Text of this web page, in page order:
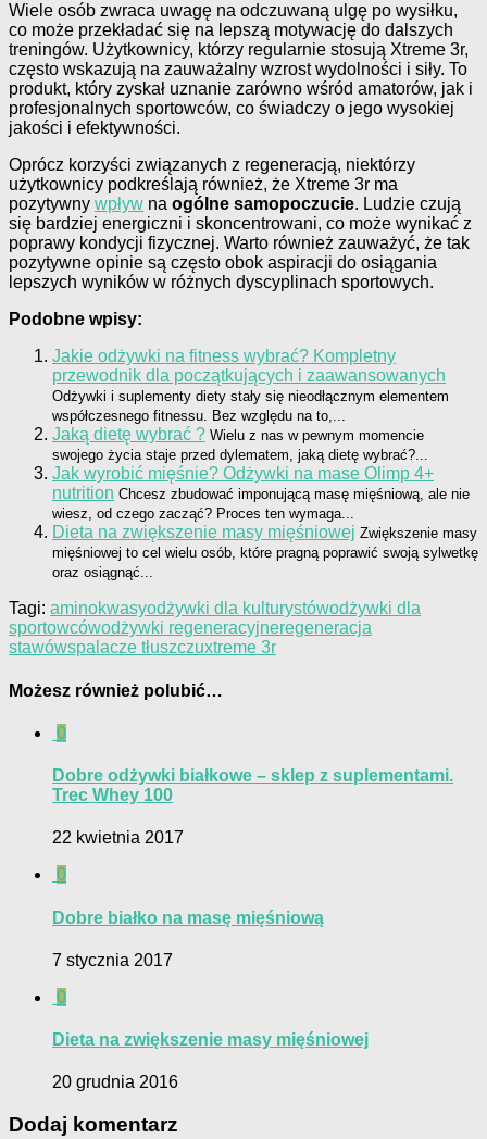
Wiele osób zwraca uwagę na odczuwaną ulgę po wysiłku,
co może przekładać się na lepszą motywację do dalszych
treningów. Użytkownicy, którzy regularnie stosują Xtreme 3r,
często wskazują na zauważalny wzrost wydolności i siły. To
produkt, który zyskał uznanie zarówno wśród amatorów, jak i
profesjonalnych sportowców, co świadczy o jego wysokiej
jakości i efektywności.
Oprócz korzyści związanych z regeneracją, niektórzy
użytkownicy podkreślają również, że Xtreme 3r ma
pozytywny wpływ na ogólne samopoczucie. Ludzie czują
się bardziej energiczni i skoncentrowani, co może wynikać z
poprawy kondycji fizycznej. Warto również zauważyć, że tak
pozytywne opinie są często obok aspiracji do osiągania
lepszych wyników w różnych dyscyplinach sportowych.
Podobne wpisy:
Jakie odżywki na fitness wybrać? Kompletny
przewodnik dla początkujących i zaawansowanych
Odżywki i suplementy diety stały się nieodłącznym elementem
współczesnego fitnessu. Bez względu na to,...
Jaką dietę wybrać ? Wielu z nas w pewnym momencie
swojego życia staje przed dylematem, jaką dietę wybrać?...
Jak wyrobić mięśnie? Odżywki na mase Olimp 4+
nutrition Chcesz zbudować imponującą masę mięśniową, ale nie
wiesz, od czego zacząć? Proces ten wymaga...
Dieta na zwiększenie masy mięśniowej Zwiększenie masy
mięśniowej to cel wielu osób, które pragną poprawić swoją sylwetkę
oraz osiągnąć...
Tagi: aminokwasyodżywki dla kulturystówodżywki dla
sportowcówodżywki regeneracyjneregeneracja
stawówspalacze tłuszczuxtreme 3r
Możesz również polubić…
0
Dobre odżywki białkowe – sklep z suplementami.
Trec Whey 100
22 kwietnia 2017
0
Dobre białko na masę mięśniową
7 stycznia 2017
0
Dieta na zwiększenie masy mięśniowej
20 grudnia 2016
Dodaj komentarz